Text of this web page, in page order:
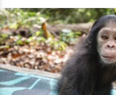
in samenwerking met het Jane
kinderen vanaf 5 jaar mee naar